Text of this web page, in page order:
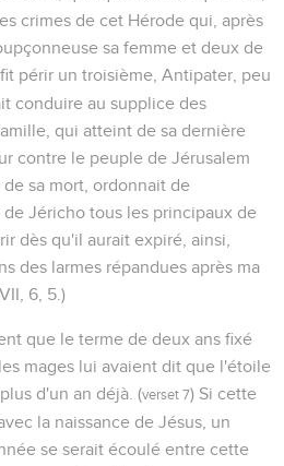
crimes de cet Hérode qui, après
sa femme et deux de
fit périr un troisième, Antipater, peu
conduire au supplice des
qui atteint de sa dernière
contre le peuple de Jérusalem
sa mort, ordonnait de
Jéricho tous les principaux de
dès qu'il aurait expiré, ainsi,
des larmes répandues après ma
6, 5.)
que le terme de deux ans fixé
mages lui avaient dit que l'étoile
d'un an déjà. (verset 7) Si cette
la naissance de Jésus, un
se serait écoulé entre cette